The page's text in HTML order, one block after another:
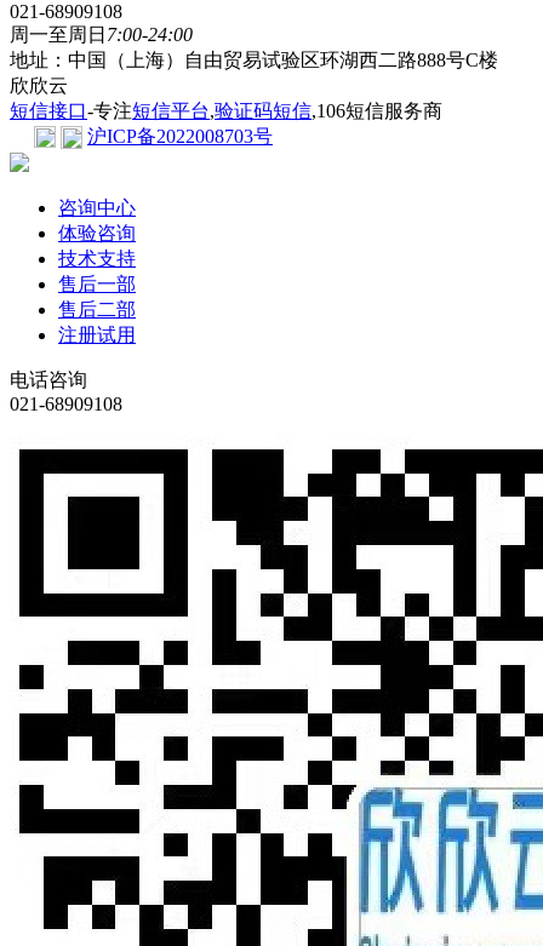
021-68909108
周一至周日 7:00-24:00
地址：中国（上海）自由贸易试验区环湖西二路888号C楼
欣欣云
短信接口-专注短信平台,验证码短信,106短信服务商
沪ICP备2022008703号
咨询中心
体验咨询
技术支持
售后一部
售后二部
注册试用
电话咨询
021-68909108